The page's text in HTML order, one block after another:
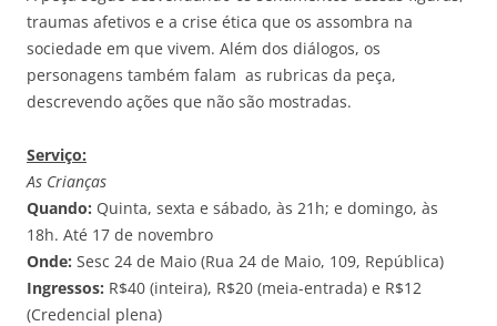
traumas afetivos e a crise ética que os assombra na
sociedade em que vivem. Além dos diálogos, os
personagens também falam as rubricas da peça,
descrevendo ações que não são mostradas.
Serviço:
As Crianças
Quando: Quinta, sexta e sábado, às 21h; e domingo, às
18h. Até 17 de novembro
Onde: Sesc 24 de Maio (Rua 24 de Maio, 109, República)
Ingressos: R$40 (inteira), R$20 (meia-entrada) e R$12
(Credencial plena)